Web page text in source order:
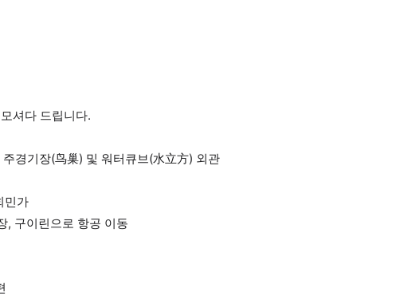
셔다 드립니다.
경기장(鸟巢) 및 워터큐브(水立方) 외관
민가
, 구이린으로 항공 이동